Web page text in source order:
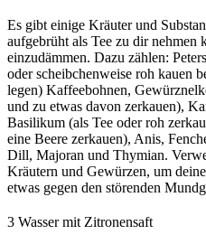
Es gibt einige Kräuter und
aufgebrüht als Tee zu dir nehmen
einzudämmen. Dazu zählen:
oder scheibchenweise roh kauen
legen) Kaffeebohnen,
und zu etwas davon zerkauen),
Basilikum (als Tee oder roh
eine Beere zerkauen), Anis,
Dill, Majoran und Thymian.
Kräutern und Gewürzen, um
etwas gegen den störenden
3 Wasser mit Zitronensaft